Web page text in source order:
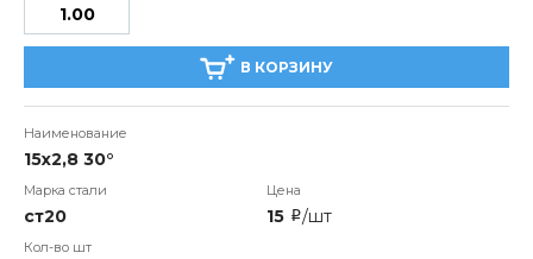
В КОРЗИНУ
15x2,8 30°
ст20 15 i/шт